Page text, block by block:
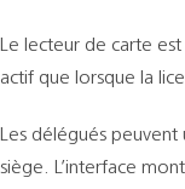
Le lecteur de carte
actif que lorsque la
Les délégués peuvent
siège. L’interface